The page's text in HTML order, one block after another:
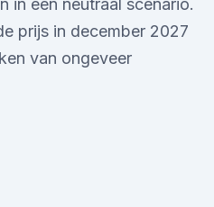
in een neutraal scenario.
prijs in december 2027
van ongeveer